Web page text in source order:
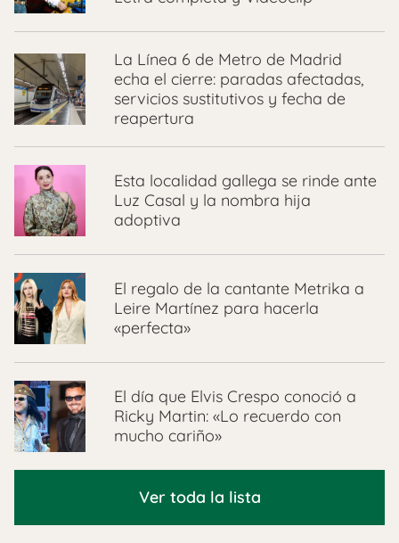
La Línea 6 de Metro de Madrid
echa el cierre: paradas afectadas,
servicios sustitutivos y fecha de
reapertura
Esta localidad gallega se rinde ante
Luz Casal y la nombra hija
adoptiva
El regalo de la cantante Metrika a
Leire Martínez para hacerla
«perfecta»
El día que Elvis Crespo conoció a
Ricky Martin: «Lo recuerdo con
mucho cariño»
Ver toda la lista